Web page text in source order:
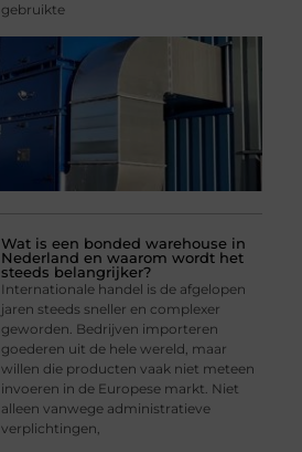
gebruikte
Wat is een bonded warehouse in
Nederland en waarom wordt het
steeds belangrijker?
Internationale handel is de afgelopen
jaren steeds sneller en complexer
geworden. Bedrijven importeren
goederen uit de hele wereld, maar
willen die producten vaak niet meteen
invoeren in de Europese markt. Niet
alleen vanwege administratieve
verplichtingen,